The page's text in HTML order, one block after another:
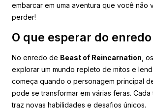
embarcar em uma aventura que você não
perder!
O que esperar do enredo
No enredo de Beast of Reincarnation ,
explorar um mundo repleto de mitos e
começa quando o personagem principal
pode se transformar em várias feras. Cada
traz novas habilidades e desafios únicos.